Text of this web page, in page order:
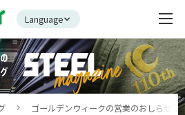
Language
ゴールデンウィークの営業のおしらせ